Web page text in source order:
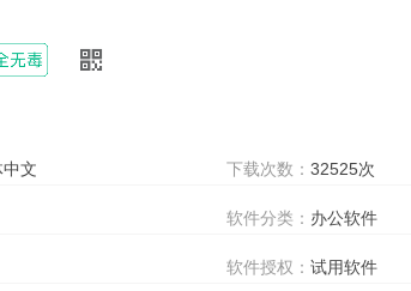
文 下载次数： 32525次
软件分类： 办公软件
软件授权： 试用软件